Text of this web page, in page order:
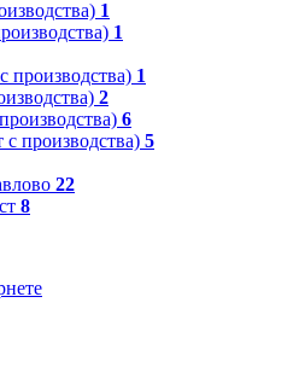
1
1
производства) 1
2
6
производства) 5
22
8